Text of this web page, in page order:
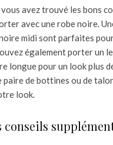
avez trouvé les bons
avec une robe noire.
midi sont parfaites
également porter un
longue pour un look plus
paire de bottines ou de
look.
conseils